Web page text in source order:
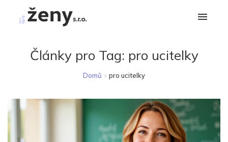
Články pro Tag: pro ucitelky
Domů » pro ucitelky